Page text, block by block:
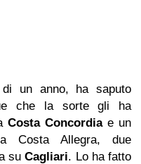
un anno, ha saputo
che la sorte gli ha
Costa Concordiae un
Costa Allegra, due
suCagliari. Lo ha fatto